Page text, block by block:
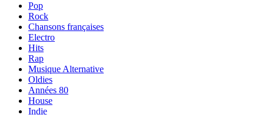
Pop
Rock
Chansons françaises
Electro
Hits
Rap
Musique Alternative
Oldies
Années 80
House
Indie